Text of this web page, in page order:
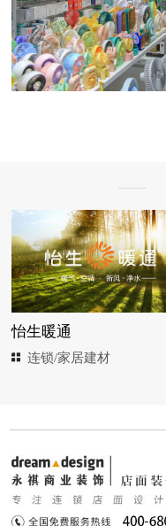
怡生暖通
连锁/家居建材